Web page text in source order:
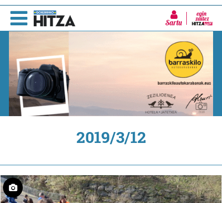
Sartu
2019/3/12